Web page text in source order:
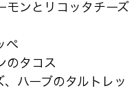
モンとリコッタチーズ
ペ
のタコス
、ハーブのタルトレッ